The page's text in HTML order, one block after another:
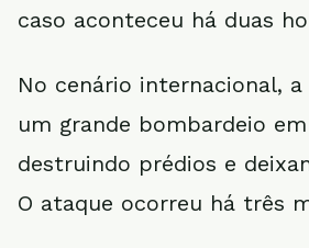
caso aconteceu há duas
No cenário internacional, a
um grande bombardeio em
destruindo prédios e
O ataque ocorreu há três